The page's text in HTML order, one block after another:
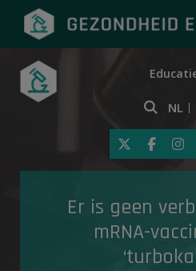
Onderwerpen
Gezondheid in de
NL
Klik op
Er is geen
mRNA-